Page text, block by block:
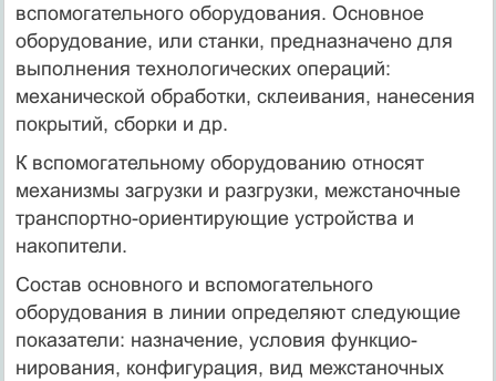
вспомогательного оборудования. Основное
оборудование, или станки, предназна­чено для
выполнения технологических операций:
механической обработки, склеивания, нанесения
покрытий, сборки и др.
К вспомогательному оборудованию относят
механизмы загрузки и разгрузки, межстаночные
транспортно-ориентирующие устрой­ства и
накопители.
Состав основного и вспомогательного
оборудования в линии определяют следующие
показатели: назначение, условия функцио­
нирования, конфигурация, вид межстаночных